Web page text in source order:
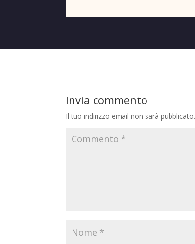
Invia commento
Il tuo indirizzo email non sarà pubblicato.